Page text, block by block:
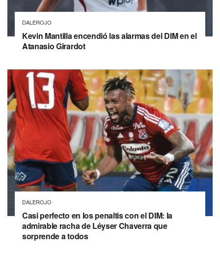
DALEROJO
Kevin Mantilla encendió las alarmas del DIM en el
Atanasio Girardot
DALEROJO
Casi perfecto en los penaltis con el DIM: la
admirable racha de Léyser Chaverra que
sorprende a todos